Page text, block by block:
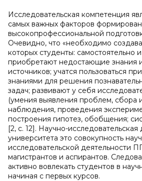
Исследовательская компетенция
самых важных факторов
высокопрофессиональной
Очевидно, что «необходимо
которых студенты: самостоятельно
приобретают недостающие знания
источников; учатся пользоваться
знаниями для решения
задач; развивают у себя
(умения выявления проблем, сбора
наблюдения, проведения
построения гипотез, обобщения;
[2, c. 12]. Научно-исследовательская
университета это совокупность
исследовательской деятельности
магистрантов и аспирантов.
активно вовлекать студентов в
начиная с первых курсов.